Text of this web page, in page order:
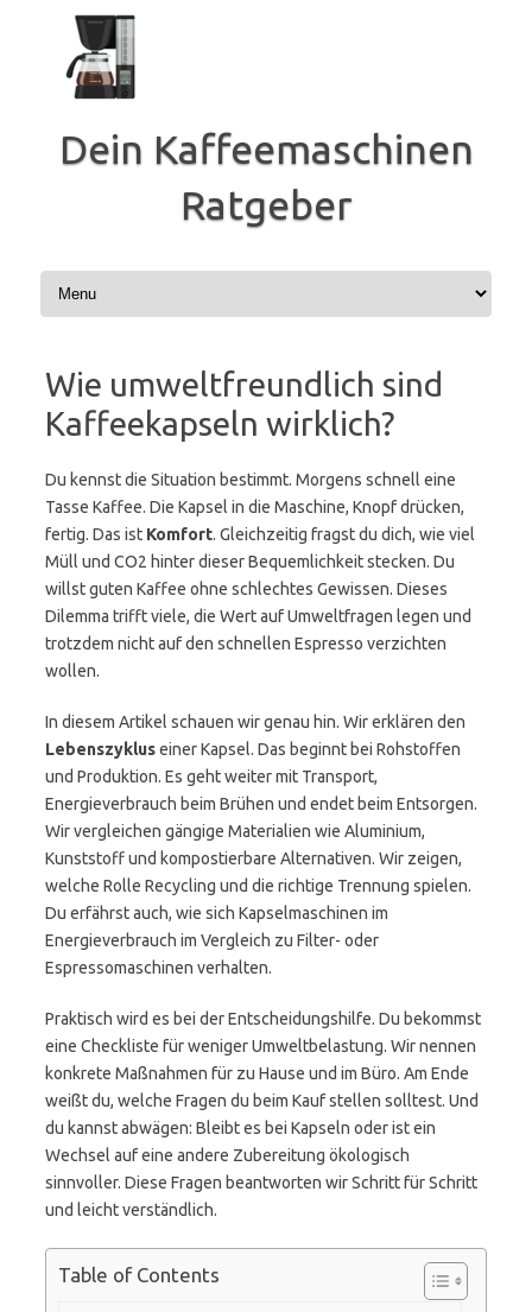
springen
Dein Kaffeemaschinen
Ratgeber
Wie umweltfreundlich sind
Kaffeekapseln wirklich?
Du kennst die Situation bestimmt. Morgens schnell eine
Tasse Kaffee. Die Kapsel in die Maschine, Knopf drücken,
fertig. Das ist Komfort. Gleichzeitig fragst du dich, wie viel
Müll und CO2 hinter dieser Bequemlichkeit stecken. Du
willst guten Kaffee ohne schlechtes Gewissen. Dieses
Dilemma trifft viele, die Wert auf Umweltfragen legen und
trotzdem nicht auf den schnellen Espresso verzichten
wollen.
In diesem Artikel schauen wir genau hin. Wir erklären den
Lebenszykluseiner Kapsel. Das beginnt bei Rohstoffen
und Produktion. Es geht weiter mit Transport,
Energieverbrauch beim Brühen und endet beim Entsorgen.
Wir vergleichen gängige Materialien wie Aluminium,
Kunststoff und kompostierbare Alternativen. Wir zeigen,
welche Rolle Recycling und die richtige Trennung spielen.
Du erfährst auch, wie sich Kapselmaschinen im
Energieverbrauch im Vergleich zu Filter- oder
Espressomaschinen verhalten.
Praktisch wird es bei der Entscheidungshilfe. Du bekommst
eine Checkliste für weniger Umweltbelastung. Wir nennen
konkrete Maßnahmen für zu Hause und im Büro. Am Ende
weißt du, welche Fragen du beim Kauf stellen solltest. Und
du kannst abwägen: Bleibt es bei Kapseln oder ist ein
Wechsel auf eine andere Zubereitung ökologisch
sinnvoller. Diese Fragen beantworten wir Schritt für Schritt
und leicht verständlich.
Table of Contents